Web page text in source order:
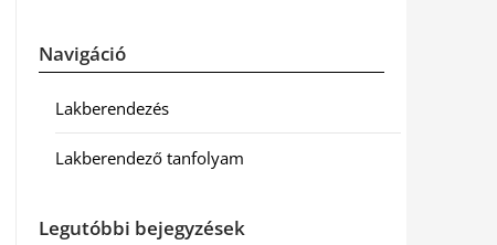
Navigáció
Lakberendezés
Lakberendező tanfolyam
Legutóbbi bejegyzések